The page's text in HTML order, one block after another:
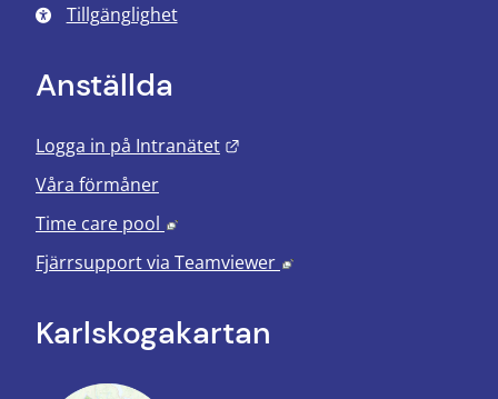
Tillgänglighet
Anställda
Logga in på Intranätet
Våra förmåner
Time care pool
Länk till annan webbplats, öppnas i
Fjärrsupport via Teamviewer Länk till annan
Karlskoga­kartan